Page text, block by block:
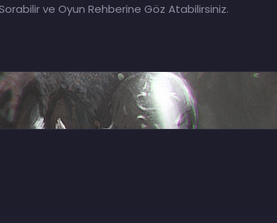
ve Oyun Rehberine Göz Atabilirsiniz.